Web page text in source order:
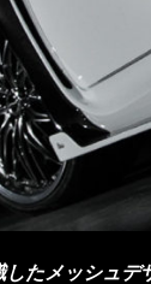
たメッシュデ